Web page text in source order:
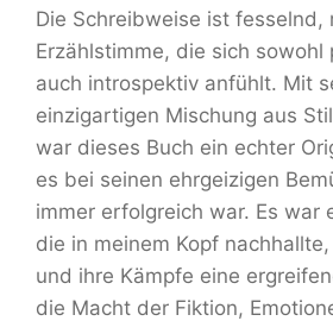
Die Schreibweise ist fesselnd,
Erzählstimme, die sich sowohl
auch introspektiv anfühlt. Mit
einzigartigen Mischung aus
war dieses Buch ein echter
es bei seinen ehrgeizigen
immer erfolgreich war. Es war
die in meinem Kopf
und ihre Kämpfe eine
die Macht der Fiktion,